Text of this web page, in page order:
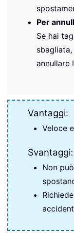
Per
Se hai
annullare
Vantaggi:
Veloce
Svantaggi:
Non